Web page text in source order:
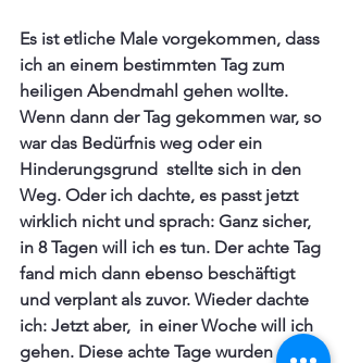
Es ist etliche Male vorgekommen, dass
ich an einem bestimmten Tag zum
heiligen Abendmahl gehen wollte.
Wenn dann der Tag gekommen war, so
war das Bedürfnis weg oder ein
Hinderungsgrund  stellte sich in den
Weg. Oder ich dachte, es passt jetzt
wirklich nicht und sprach: Ganz sicher,
in 8 Tagen will ich es tun. Der achte Tag
fand mich dann ebenso beschäftigt
und verplant als zuvor. Wieder dachte
ich: Jetzt aber,  in einer Woche will ich
gehen. Diese achte Tage wurden dann